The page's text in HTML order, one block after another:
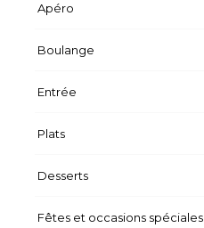
Apéro
Boulange
Entrée
Plats
Desserts
Fêtes et occasions spéciales